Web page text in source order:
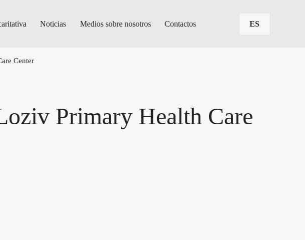
Noticias Medios sobre nosotros Contactos ES
Center
Primary Health Care